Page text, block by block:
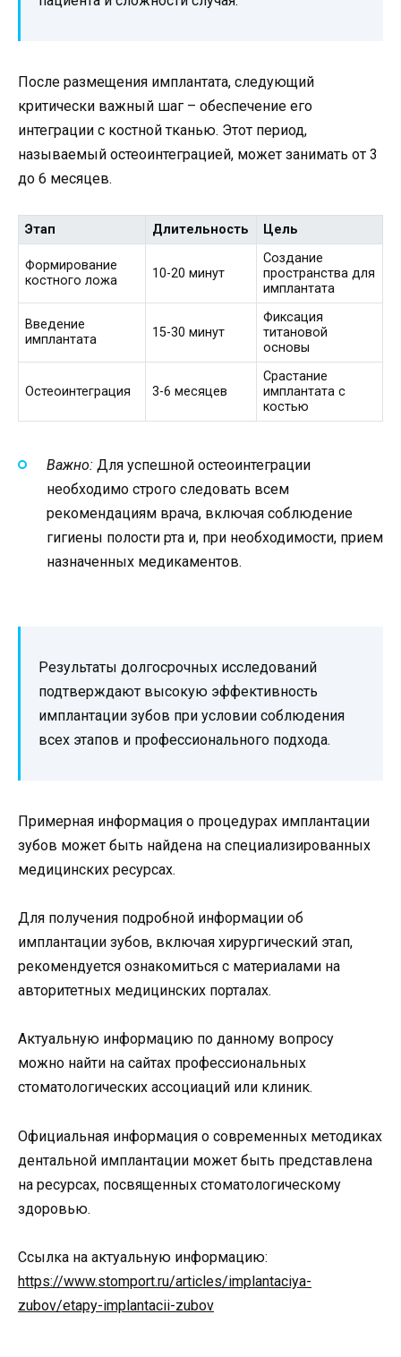
После размещения имплантата, следующий
критически важный шаг – обеспечение его
интеграции с костной тканью. Этот период,
называемый остеоинтеграцией, может занимать от 3
до 6 месяцев.
Этап Длительность Цель
Формирование
костного ложа
10-20 минут
Создание
пространства для
имплантата
Введение
имплантата
15-30 минут
Фиксация
титановой
основы
Остеоинтеграция 3-6 месяцев
Срастание
имплантата с
костью
Важно: Для успешной остеоинтеграции
необходимо строго следовать всем
рекомендациям врача, включая соблюдение
гигиены полости рта и, при необходимости, прием
назначенных медикаментов.
Результаты долгосрочных исследований
подтверждают высокую эффективность
имплантации зубов при условии соблюдения
всех этапов и профессионального подхода.
Примерная информация о процедурах имплантации
зубов может быть найдена на специализированных
медицинских ресурсах.
Для получения подробной информации об
имплантации зубов, включая хирургический этап,
рекомендуется ознакомиться с материалами на
авторитетных медицинских порталах.
Актуальную информацию по данному вопросу
можно найти на сайтах профессиональных
стоматологических ассоциаций или клиник.
Официальная информация о современных методиках
дентальной имплантации может быть представлена
на ресурсах, посвященных стоматологическому
здоровью.
Ссылка на актуальную информацию:
https://www.stomport.ru/articles/implantaciya-
zubov/etapy-implantacii-zubov